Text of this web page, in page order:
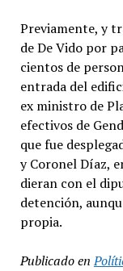
Previamente, y
de De Vido por
cientos de
entrada del
ex ministro de
efectivos de
que fue
y Coronel Díaz,
dieran con el
detención,
propia.
Publicado en